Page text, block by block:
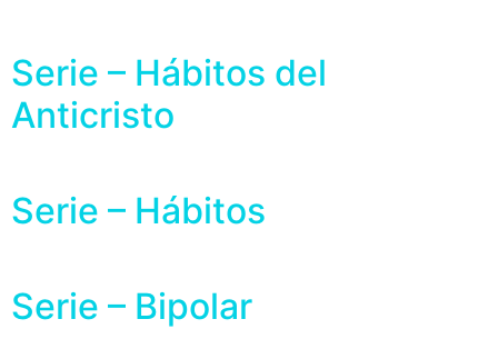
Serie – Hábitos del
Anticristo
Serie – Hábitos
Serie – Bipolar